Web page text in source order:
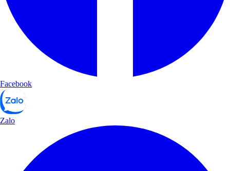
Facebook
Zalo